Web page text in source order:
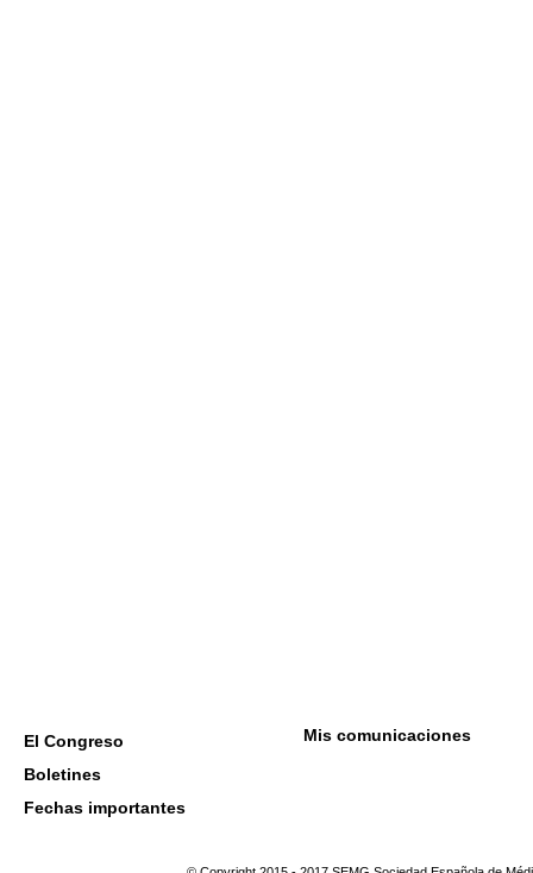
El Congreso
Boletines
Fechas importantes
Mis comunicaciones